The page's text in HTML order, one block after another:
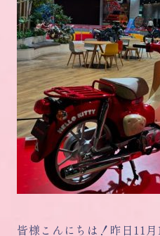
皆様こんにちは！昨日11